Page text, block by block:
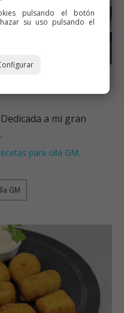
a mi gran
para olla GM,
GM
pulsando el botón
su uso pulsando el